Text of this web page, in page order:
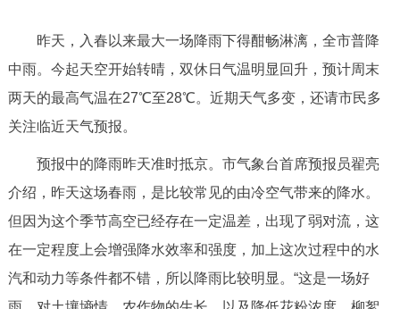
市领导 机构职能 政策服务
政策兑现
决策公开 专题公开
政务服务
昨天，入春以来最大一场降雨下得酣畅淋漓，全市普降
中雨。今起天空开始转晴，双休日气温明显回升，预计周末
两天的最高气温在27℃至28℃。近期天气多变，还请市民多
关注临近天气预报。
预报中的降雨昨天准时抵京。市气象台首席预报员翟亮
介绍，昨天这场春雨，是比较常见的由冷空气带来的降水。
但因为这个季节高空已经存在一定温差，出现了弱对流，这
在一定程度上会增强降水效率和强度，加上这次过程中的水
汽和动力等条件都不错，所以降雨比较明显。“这是一场好